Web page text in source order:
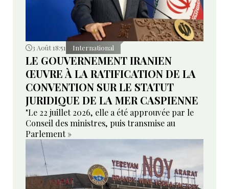
3 Août 18:51 International
LE GOUVERNEMENT IRANIEN
ŒUVRE À LA RATIFICATION DE LA
CONVENTION SUR LE STATUT
JURIDIQUE DE LA MER CASPIENNE
"Le 22 juillet 2026, elle a été approuvée par le
Conseil des ministres, puis transmise au
Parlement »